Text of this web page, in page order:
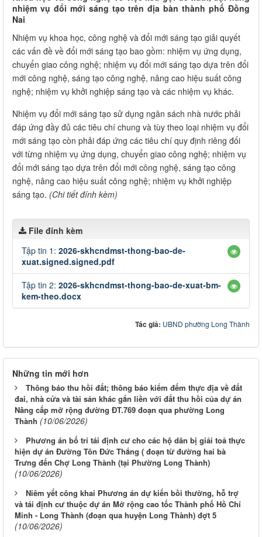
nhiệm vụ đổi mới sáng tạo trên địa bàn thành phố Đồng
Nai
Nhiệm vụ khoa học, công nghệ và đổi mới sáng tạo giải quyết
các vấn đề về đổi mới sáng tạo bao gồm: nhiệm vụ ứng dụng,
chuyển giao công nghệ; nhiệm vụ đổi mới sáng tạo dựa trên đổi
mới công nghệ, sáng tạo công nghệ, nâng cao hiệu suất công
nghệ; nhiệm vụ khởi nghiệp sáng tạo và các nhiệm vụ khác.
Nhiệm vụ đổi mới sáng tạo sử dụng ngân sách nhà nước phải
đáp ứng đầy đủ các tiêu chí chung và tùy theo loại nhiệm vụ đổi
mới sáng tạo còn phải đáp ứng các tiêu chí quy định riêng đối
với từng nhiệm vụ ứng dụng, chuyển giao công nghệ; nhiệm vụ
đổi mới sáng tạo dựa trên đổi mới công nghệ, sáng tạo công
nghệ, nâng cao hiệu suất công nghệ; nhiệm vụ khởi nghiệp
sáng tạo. (Chi tiết đính kèm)
File đính kèm
Tập tin 1: 2026-skhcndmst-thong-bao-de-
xuat.signed.signed.pdf
Tập tin 2: 2026-skhcndmst-thong-bao-de-xuat-bm-
kem-theo.docx
Tác giả: UBND phường Long Thành
Những tin mới hơn
Thông báo thu hồi đất; thông báo kiểm đếm thực địa về đất
đai, nhà cửa và tài sản khác gắn liền với đất thu hồi của dự án
Nâng cấp mở rộng đường ĐT.769 đoạn qua phường Long
Thành (10/06/2026)
Phương án bố trí tái định cư cho các hộ dân bị giải toả thực
hiện dự án Đường Tôn Đức Thắng ( đoạn từ đường hai bà
Trưng đến Chợ Long Thành (tại Phường Long Thành)
(10/06/2026)
Niêm yết công khai Phương án dự kiến bồi thường, hỗ trợ
và tái định cư thuộc dự án Mở rộng cao tốc Thành phố Hồ Chí
Minh - Long Thành (đoạn qua huyện Long Thành) đợt 5
(10/06/2026)